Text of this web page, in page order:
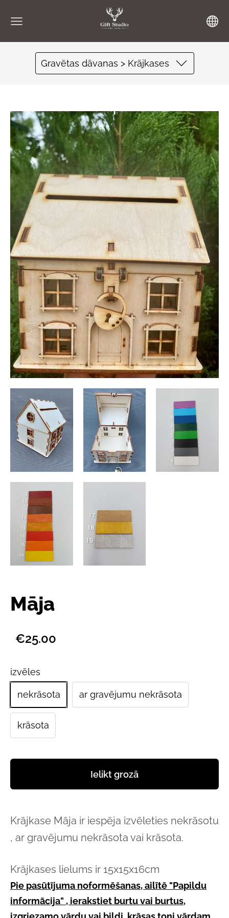
Gravētas dāvanas > Krājkases
Māja
€25.00
izvēles
nekrāsota ar gravējumu nekrāsota
krāsota
Ielikt grozā
Krājkase Māja ir iespēja izvēleties nekrāsotu
, ar gravējumu nekrāsota vai krāsota.
Krājkases lielums ir 15x15x16cm
Pie pasūtījuma noformēšanas, ailītē "Papildu
informācija" , ierakstiet burtu vai burtus,